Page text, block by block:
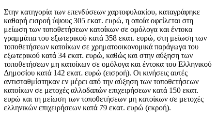
Στην κατηγορία των επενδύσεων χαρτοφυλακίου, καταγράφηκε
καθαρή εισροή ύψους 305 εκατ. ευρώ, η οποία οφείλεται στη
μείωση των τοποθετήσεων κατοίκων σε ομόλογα και έντοκα
γραμμάτια του εξωτερικού κατά 358 εκατ. ευρώ, στη μείωση των
τοποθετήσεων κατοίκων σε χρηματοοικονομικά παράγωγα του
εξωτερικού κατά 34 εκατ. ευρώ, καθώς και στην αύξηση των
τοποθετήσεων μη κατοίκων σε ομόλογα και έντοκα του Ελληνικού
Δημοσίου κατά 142 εκατ. ευρώ (εισροή). Οι κινήσεις αυτές
αντισταθμίστηκαν εν μέρει από την αύξηση των τοποθετήσεων
κατοίκων σε μετοχές αλλοδαπών επιχειρήσεων κατά 150 εκατ.
ευρώ και τη μείωση των τοποθετήσεων μη κατοίκων σε μετοχές
ελληνικών επιχειρήσεων κατά 79 εκατ. ευρώ (εκροή).